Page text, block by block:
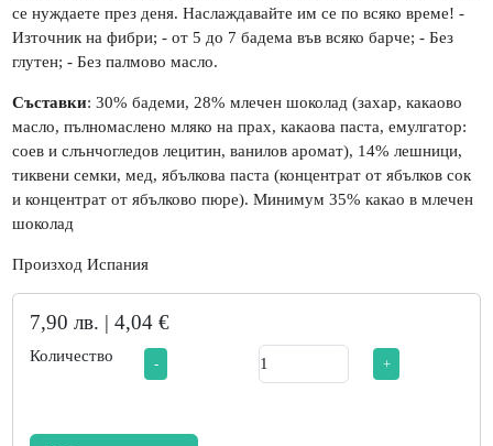
се нуждаете през деня. Наслаждавайте им се по всяко време! -
Източник на фибри; - от 5 до 7 бадема във всяко барче; - Без
глутен; - Без палмoво масло.
Съставки: 30% бадеми, 28% млечен шоколад (захар, какаово
масло, пълномаслено мляко на прах, какаова паста, емулгатор:
соев и слънчогледов лецитин, ванилов аромат), 14% лешници,
тиквени семки, мед, ябълкова паста (концентрат от ябълков сок
и концентрат от ябълково пюре). Минимум 35% какао в млечен
шоколад
Произход Испания
7,90 лв. | 4,04 €
Количество - +